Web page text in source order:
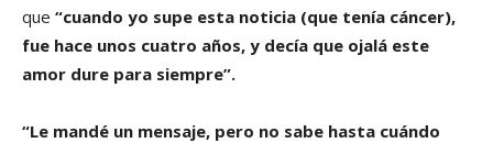
que “cuando yo supe esta noticia (que tenía cáncer),
fue hace unos cuatro años, y decía que ojalá este
amor dure para siempre”.
“Le mandé un mensaje, pero no sabe hasta cuándo